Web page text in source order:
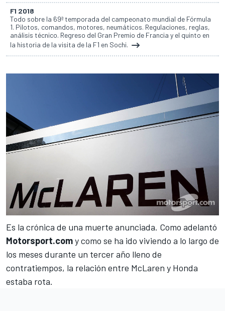
F1 2018
Todo sobre la 69ª temporada del campeonato mundial de Fórmula
1. Pilotos, comandos, motores, neumáticos. Regulaciones, reglas,
análisis técnico. Regreso del Gran Premio de Francia y el quinto en
la historia de la visita de la F1 en Sochi.
Es la crónica de una muerte anunciada. Como adelantó
Motorsport.comy como se ha ido viviendo a lo largo de
los meses durante un tercer año lleno de
contratiempos, la relación entre McLaren y Honda
estaba rota.